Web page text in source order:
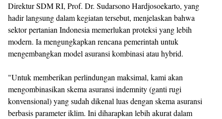
Direktur SDM RI, Prof. Dr. Sudarsono Hardjosoekarto, yang
hadir langsung dalam kegiatan tersebut, menjelaskan bahwa
sektor pertanian Indonesia memerlukan proteksi yang lebih
modern. Ia mengungkapkan rencana pemerintah untuk
mengembangkan model asuransi kombinasi atau hybrid.
"Untuk memberikan perlindungan maksimal, kami akan
mengombinasikan skema asuransi indemnity (ganti rugi
konvensional) yang sudah dikenal luas dengan skema asuransi
berbasis parameter iklim. Ini diharapkan lebih akurat dalam